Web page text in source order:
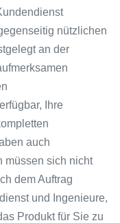
nützlichen
an der
Ihre
auch
müssen sich nicht
dem Auftrag
und Ingenieure,
Produkt für Sie zu